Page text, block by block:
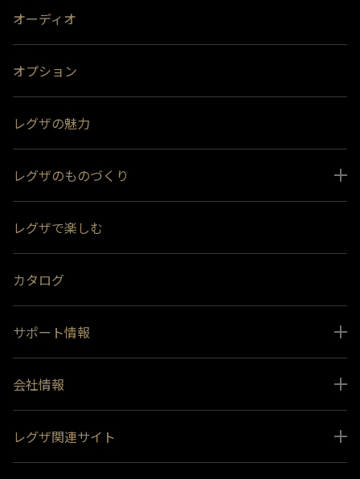
オーディオ
オプション
レグザの魅力
レグザのものづくり
スペシャルコンテンツ
受賞履歴
レグザで楽しむ
カタログ
サポート情報
取扱説明書ダウンロード
インフォメーション 一覧
会社情報
ニュース
会社概要
レグザ関連サイト
レグザ オンラインストア